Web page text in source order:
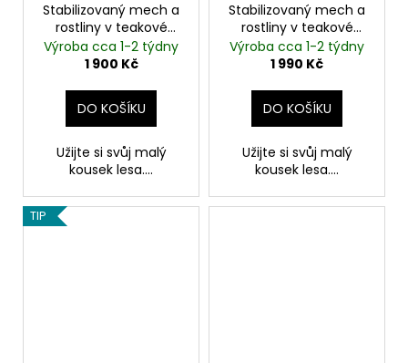
Stabilizovaný mech a
rostliny v teakové
míse | 20 cm |
Eukalyptus
Výroba cca 1-2 týdny
1 900 Kč
DO KOŠÍKU
Užijte si svůj malý
kousek lesa....
Stabilizovaný mech a
rostliny v teakové
míse | 20 cm | Kapradí
Výroba cca 1-2 týdny
1 990 Kč
DO KOŠÍKU
Užijte si svůj malý
kousek lesa....
TIP